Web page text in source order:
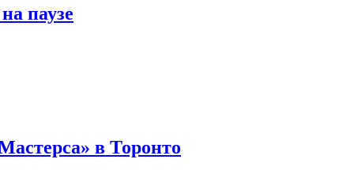
паузе
в Торонто